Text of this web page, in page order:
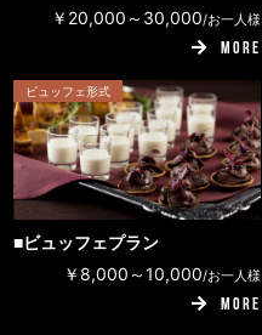
￥20,000～30,000/お一人様
MORE
ビュッフェ形式
■ビュッフェプラン
￥8,000～10,000/お一人様
MORE